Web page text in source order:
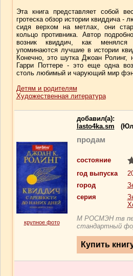
Эта книга представляет собой
гротеска обзор истории квиддича -
сидя верхом на метлах, они
кольцо противника. Автор
возник квиддич, как менялся
упоминаются лучшие в истории
Конечно, это шутка Джоан Ролинг,
Гарри Поттере - это еще одна
столь любимый и чарующий мир
Детям и родителям
Художественная литература
крупное фото
добавил(a):
lasto4ka.sm
продам
состояние
год выпуска
город
серия
М РОСМЭН тв
стандартный